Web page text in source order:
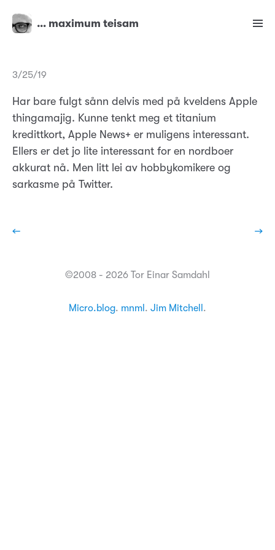
… maximum teisam
3/25/19
Har bare fulgt sånn delvis med på kveldens Apple
thingamajig. Kunne tenkt meg et titanium
kredittkort, Apple News+ er muligens interessant.
Ellers er det jo lite interessant for en nordboer
akkurat nå. Men litt lei av hobbykomikere og
sarkasme på Twitter.
← →
©2008 - 2026 Tor Einar Samdahl
Micro.blog. mnml . Jim Mitchell .